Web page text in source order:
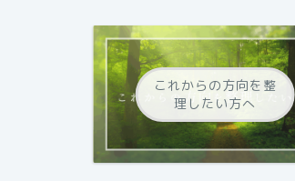
これからの方向を整
理したい方へ